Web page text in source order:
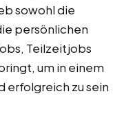
sowohl die
persönlichen
Teilzeitjobs
um in einem
zu sein